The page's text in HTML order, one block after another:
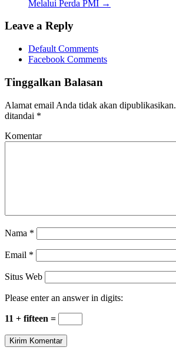
Melalui Perda PMI →
Leave a Reply
Default Comments
Facebook Comments
Tinggalkan Balasan
Alamat email Anda tidak akan dipublikasikan.
ditandai *
Komentar
Nama *
Email *
Situs Web
Please enter an answer in digits:
11 + fifteen =